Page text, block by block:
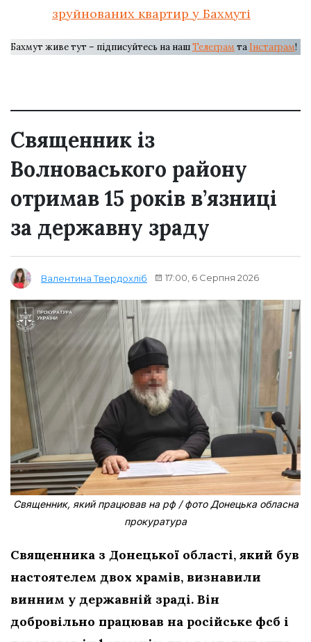
зруйнованих квартир у Бахмуті
Бахмут живе тут – підписуйтесь на нашТелеграм та Інстаграм!
Священник із
Волноваського району
отримав 15 років в’язниці
за державну зраду
Валентина Твердохліб 17:00, 6 Серпня 2026
Священник, який працював на рф / фото Донецька обласна
прокуратура
Священника з Донецької області, який був
настоятелем двох храмів, визнавили
винним у державній зраді. Він
добровільно працював на російське фсб і